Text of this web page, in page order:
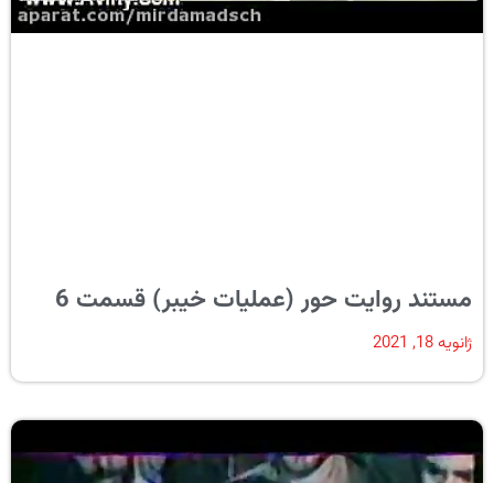
مستند روایت حور (عملیات خیبر) قسمت 6
ژانویه 18, 2021